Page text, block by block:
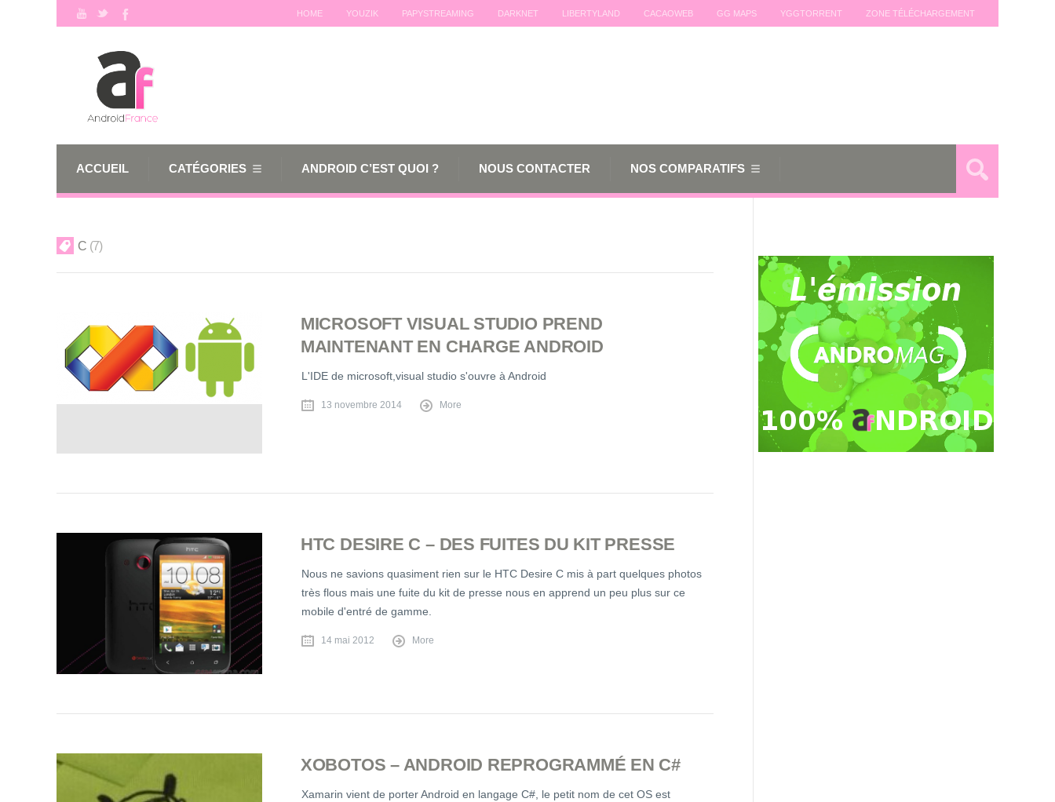
HOME YOUZIK PAPYSTREAMING DARKNET LIBERTYLAND CACAOWEB GG MAPS YGGTORRENT ZONE TÉLÉCHARGEMENT
ACCUEIL CATÉGORIES ANDROID C’EST QUOI ? NOUS CONTACTER NOS COMPARATIFS
C 7
MICROSOFT VISUAL STUDIO PREND
MAINTENANT EN CHARGE ANDROID
L'IDE de microsoft,visual studio s'ouvre à Android
13 novembre 2014 More
HTC DESIRE C – DES FUITES DU KIT PRESSE
Nous ne savions quasiment rien sur le HTC Desire C mis à part quelques photos
très flous mais une fuite du kit de presse nous en apprend un peu plus sur ce
mobile d'entré de gamme.
14 mai 2012 More
XOBOTOS – ANDROID REPROGRAMMÉ EN C#
Xamarin vient de porter Android en langage C#, le petit nom de cet OS est